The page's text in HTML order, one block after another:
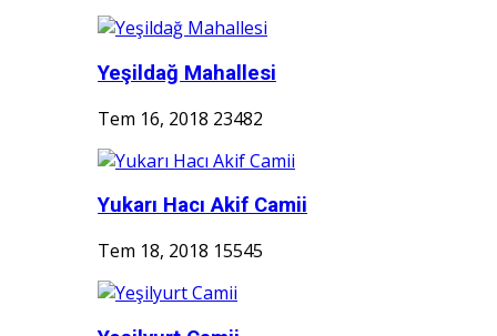
Yeşildağ Mahallesi
Tem 16, 2018 23482
Yukarı Hacı Akif Camii
Tem 18, 2018 15545